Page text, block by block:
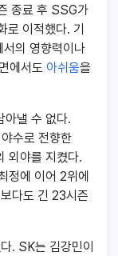
종료 후 SSG가
로 이적했다. 기
의 영향력이나
에서도 아쉬움을
아낼 수 없다.
수로 전향한
외야를 지켰다.
정에 이어 2위에
다도 긴 23시즌
. SK는 김강민이